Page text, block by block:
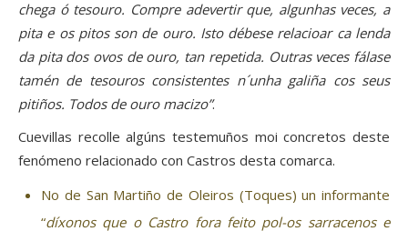
chega ó tesouro. Compre adevertir que, algunhas veces, a
pita e os pitos son de ouro. Isto débese relacioar ca lenda
da pita dos ovos de ouro, tan repetida. Outras veces fálase
tamén de tesouros consistentes n´unha galiña cos seus
pitiños. Todos de ouro macizo”.
Cuevillas recolle algúns testemuños moi concretos deste
fenómeno relacionado con Castros desta comarca.
No de San Martiño de Oleiros (Toques) un informante
“díxonos que o Castro fora feito pol-os sarracenos e